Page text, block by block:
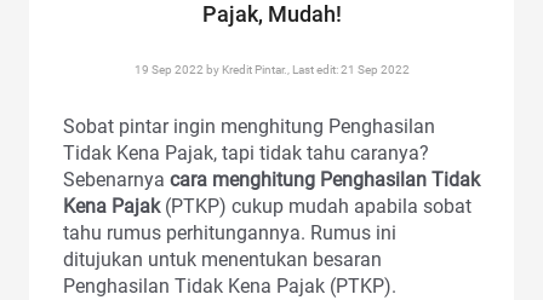
Pajak, Mudah!
19 Sep 2022 by Kredit Pintar., Last edit: 21 Sep 2022
Sobat pintar ingin menghitung Penghasilan
Tidak Kena Pajak, tapi tidak tahu caranya?
Sebenarnya cara menghitung Penghasilan Tidak
Kena Pajak(PTKP) cukup mudah apabila sobat
tahu rumus perhitungannya. Rumus ini
ditujukan untuk menentukan besaran
Penghasilan Tidak Kena Pajak (PTKP).